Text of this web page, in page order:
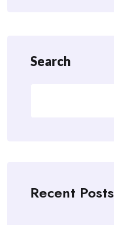
Search
Recent Posts